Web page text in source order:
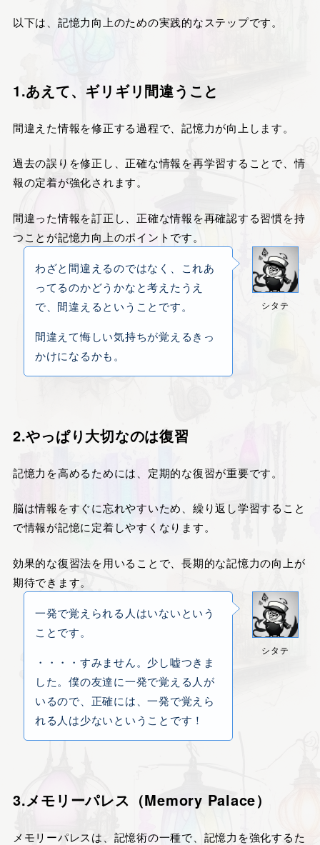
以下は、記憶力向上のための実践的なステップです。
1.あえて、ギリギリ間違うこと
間違えた情報を修正する過程で、記憶力が向上します。
過去の誤りを修正し、正確な情報を再学習することで、情
報の定着が強化されます。
間違った情報を訂正し、正確な情報を再確認する習慣を持
つことが記憶力向上のポイントです。
シタテ
わざと間違えるのではなく、これあ
ってるのかどうかなと考えたうえ
で、間違えるということです。
間違えて悔しい気持ちが覚えるきっ
かけになるかも。
2.やっぱり大切なのは復習
記憶力を高めるためには、定期的な復習が重要です。
脳は情報をすぐに忘れやすいため、繰り返し学習すること
で情報が記憶に定着しやすくなります。
効果的な復習法を用いることで、長期的な記憶力の向上が
期待できます。
シタテ
一発で覚えられる人はいないという
ことです。
・・・・すみません。少し嘘つきま
した。僕の友達に一発で覚える人が
いるので、正確には、一発で覚えら
れる人は少ないということです！
3.メモリーパレス（Memory Palace）
メモリーパレスは、記憶術の一種で、記憶力を強化するた